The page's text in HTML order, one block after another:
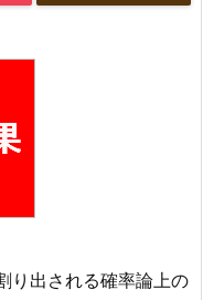
り出される確率論上の